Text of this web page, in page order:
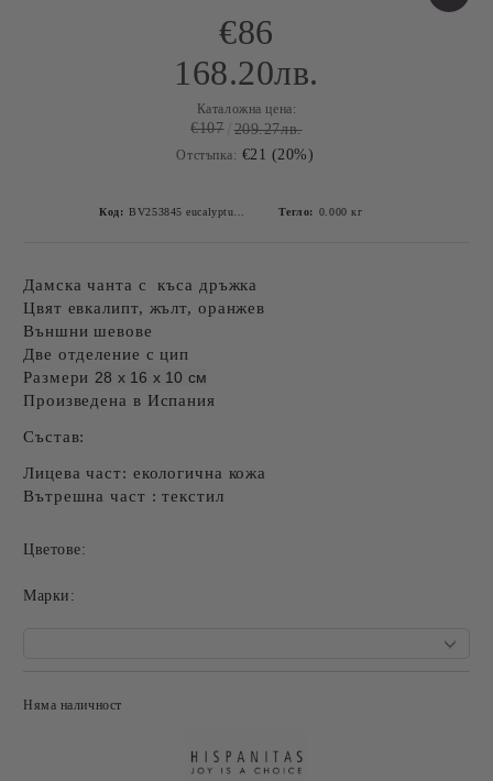
€86
168.20лв.
Каталожна цена:
€107 209.27лв.
Отстъпка: €21 (20%)
Код: Тегло: 0.000 кг
Дамска чанта с къса дръжка
Цвят евкалипт, жълт, оранжев
Външни шевове
Две отделениe с цип
Размери 28 x 16 x 10 cм
Произведена в Испания
Състав:
Лицева част: екологична кожа
Вътрешна част : текстил
Цветове:
Mарки:
Няма наличност